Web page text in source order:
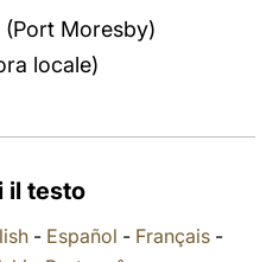
(Port Moresby)
locale)
il testo
- Español - Français-